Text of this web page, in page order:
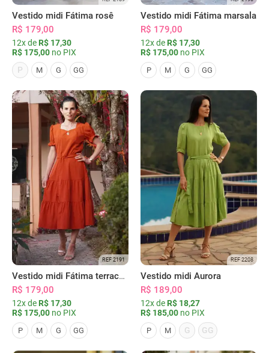
Vestido midi Fátima rosê
R$ 179,00
12x de R$ 17,30
R$ 175,00 no PIX
P
M G GG
Vestido midi Fátima marsala
R$ 179,00
12x de R$ 17,30
R$ 175,00 no PIX
P M G GG
REF 2191
Vestido midi Fátima terracota
R$ 179,00
12x de R$ 17,30
R$ 175,00 no PIX
P M G GG
REF 2208
Vestido midi Aurora
R$ 189,00
12x de R$ 18,27
R$ 185,00 no PIX
P M G GG